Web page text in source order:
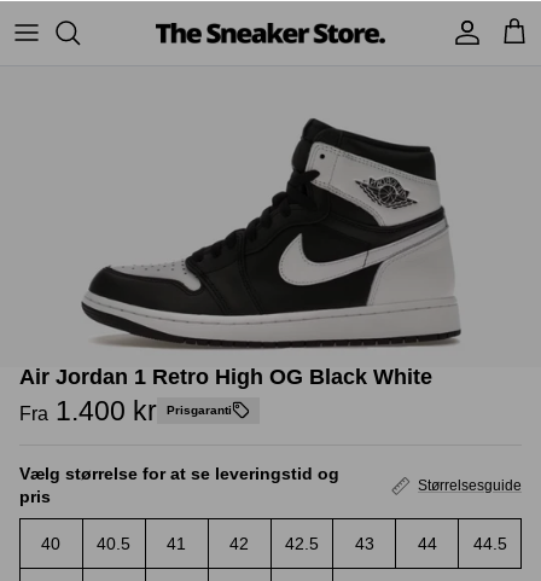
Jordans
Andre brands
TSS Collection
Accessories Sneaker boks
Air Jordan 1 Retro High OG Black White
Fra 1.400 kr Prisgaranti
Vælg størrelse for at se leveringstid og
pris
Størrelsesguide
40 40.5 41 42 42.5 43 44 44.5